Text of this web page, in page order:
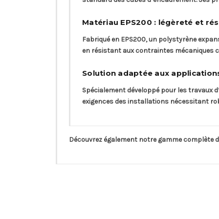
Matériau EPS200 : légèreté et
Fabriqué en EPS200, un polystyrène
en résistant aux contraintes mécaniques
Solution adaptée aux
Spécialement développé pour les travaux
exigences des installations nécessitant
Découvrez également notre gamme complète